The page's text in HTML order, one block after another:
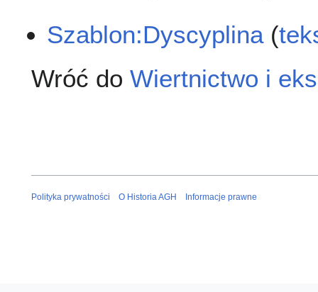
Szablon:Dyscyplina (
Wróć do Wiertnictwo i
Polityka prywatności O Historia AGH Informacje prawne